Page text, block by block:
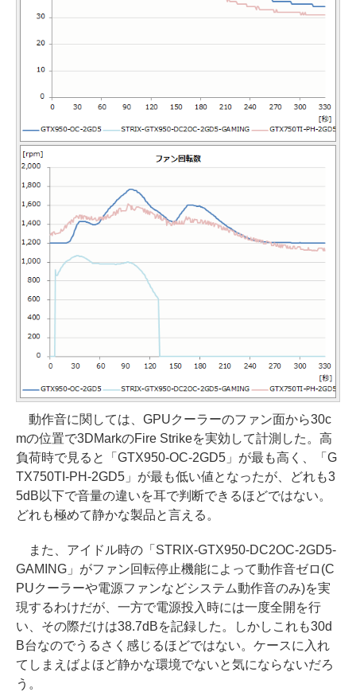
動作音に関しては、GPUクーラーのファン面から30c
mの位置で3DMarkのFire Strikeを実効して計測した。高
負荷時で見ると「GTX950-OC-2GD5」が最も高く、「G
TX750TI-PH-2GD5」が最も低い値となったが、どれも3
5dB以下で音量の違いを耳で判断できるほどではない。
どれも極めて静かな製品と言える。
また、アイドル時の「STRIX-GTX950-DC2OC-2GD5-
GAMING」がファン回転停止機能によって動作音ゼロ(C
PUクーラーや電源ファンなどシステム動作音のみ)を実
現するわけだが、一方で電源投入時には一度全開を行
い、その際だけは38.7dBを記録した。しかしこれも30d
B台なのでうるさく感じるほどではない。ケースに入れ
てしまえばよほど静かな環境でないと気にならないだろ
う。